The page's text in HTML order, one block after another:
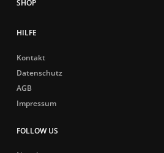
HILFE
Kontakt
Datenschutz
AGB
Impressum
FOLLOW US